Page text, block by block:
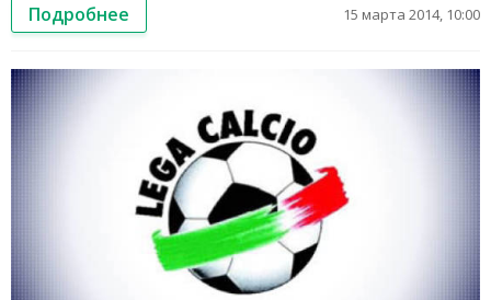
Подробнее 15 марта 2014, 10:00